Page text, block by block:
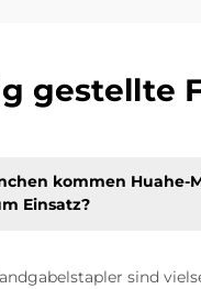
gestellte
kommen Huahe-
Einsatz?
sind